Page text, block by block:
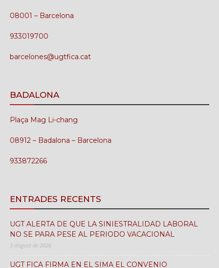
08001 – Barcelona
933019700
barcelones@ugtfica.cat
BADALONA
Plaça Mag Li-chang
08912 – Badalona – Barcelona
933872266
ENTRADES RECENTS
UGT ALERTA DE QUE LA SINIESTRALIDAD LABORAL
NO SE PARA PESE AL PERIODO VACACIONAL
3 d'agost de 2026
UGT FICA FIRMA EN EL SIMA EL CONVENIO